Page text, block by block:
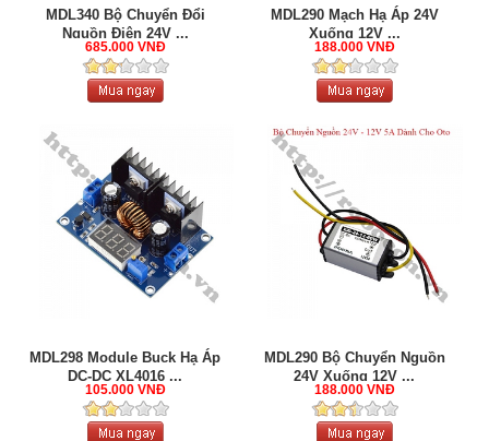
MDL340 Bộ Chuyển Đổi
Nguồn Điện 24V ...
685.000 VNĐ
MDL290 Mạch Hạ Áp 24V
Xuống 12V ...
188.000 VNĐ
MDL298 Module Buck Hạ Áp
DC-DC XL4016 ...
105.000 VNĐ
MDL290 Bộ Chuyển Nguồn
24V Xuống 12V ...
188.000 VNĐ